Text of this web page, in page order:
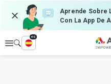
Aprende Sobre
Con La App De
Explorar
es